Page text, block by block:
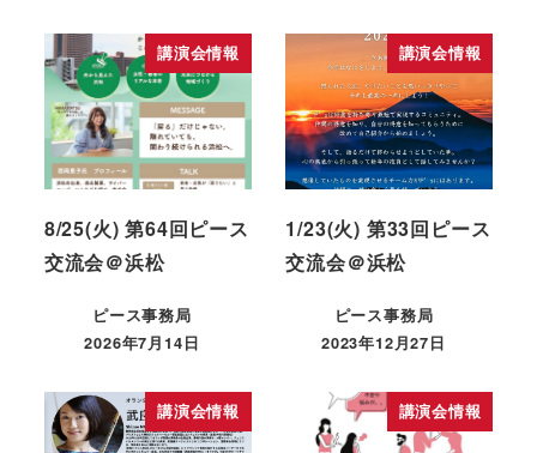
講演会情報
8/25(火) 第64回ピース
交流会＠浜松
ピース事務局
2026年7月14日
講演会情報
1/23(火) 第33回ピース
交流会＠浜松
ピース事務局
2023年12月27日
講演会情報 講演会情報